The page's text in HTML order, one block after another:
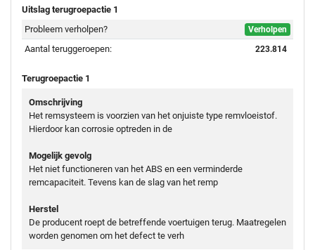
Uitslag terugroepactie 1
Probleem verholpen?
Verholpen
Aantal teruggeroepen: 223.814
Terugroepactie 1
Omschrijving
Het remsysteem is voorzien van het onjuiste type remvloeistof.
Hierdoor kan corrosie optreden in de
Mogelijk gevolg
Het niet functioneren van het ABS en een verminderde
remcapaciteit. Tevens kan de slag van het remp
Herstel
De producent roept de betreffende voertuigen terug. Maatregelen
worden genomen om het defect te verh